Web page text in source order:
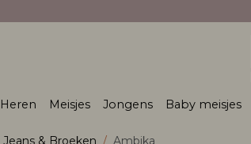
Heren Meisjes Jongens Baby meisjes
Jeans & Broeken Ambika